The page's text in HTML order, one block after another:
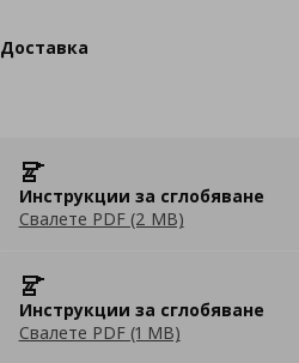
Доставка
Инструкции за сглобяване
Свалете PDF (2 MB)
Инструкции за сглобяване
Свалете PDF (1 MB)